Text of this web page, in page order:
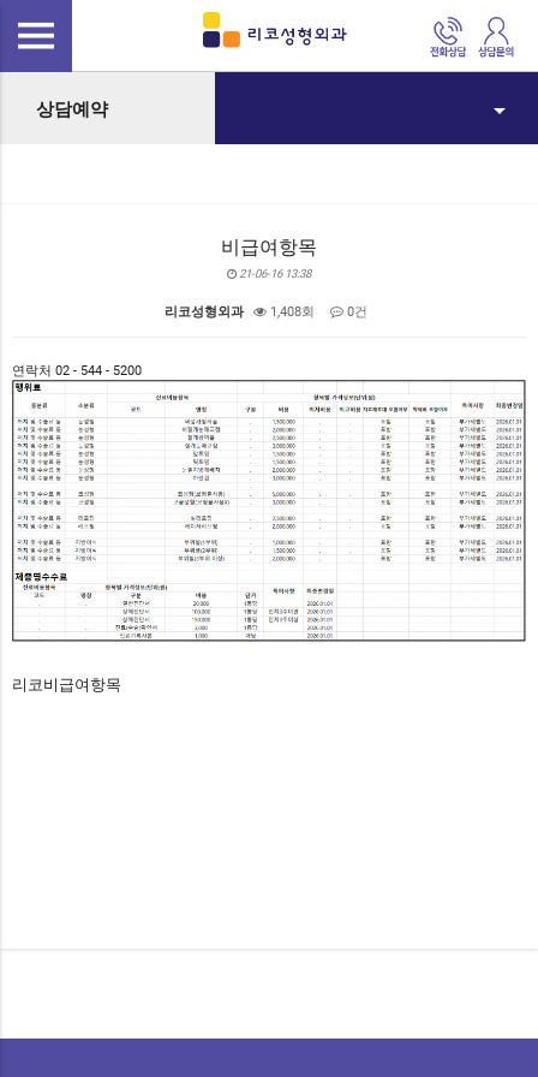
상담예약 arrow_drop_down
비급여항목
21-06-16 13:38
리코성형외과 1,408회 0건
본문
연락처 02 - 544 - 5200
리코비급여항목